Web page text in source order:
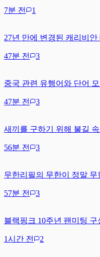
7분 전 1
27년 만에 변경된 캐리비안
47분 전 3
중국 관련 유행어와 단어
47분 전 3
새끼를 구하기 위해 불길
56분 전 3
무한리필의 무한이 정말
57분 전 3
블랙핑크 10주년 팬미팅
1시간 전 2